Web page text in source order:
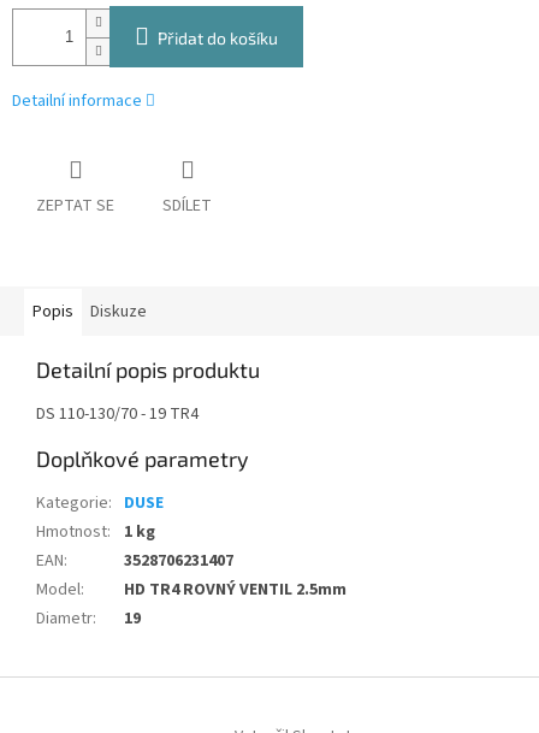
Přidat do košíku
Detailní informace
ZEPTAT SE SDÍLET
Popis Diskuze
Detailní popis produktu
DS 110-130/70 - 19 TR4
Doplňkové parametry
Kategorie: DUSE
Hmotnost:
1 kg
EAN:
3528706231407
Model:
HD TR4 ROVNÝ VENTIL 2.5mm
Diametr: 19